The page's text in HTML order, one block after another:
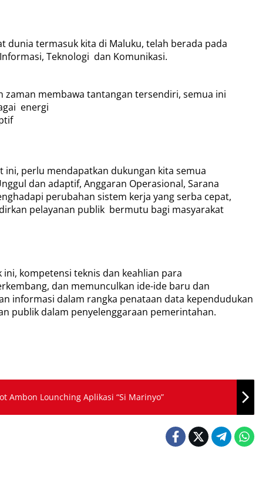
dunia termasuk kita di Maluku, telah berada pada
Teknologi dan Komunikasi.
zaman membawa tantangan tersendiri, semua ini
energi
ini, perlu mendapatkan dukungan kita semua
dan adaptif, Anggaran Operasional, Sarana
perubahan sistem kerja yang serba cepat,
pelayanan publik bermutu bagi masyarakat
kompetensi teknis dan keahlian para
dan memunculkan ide-ide baru dan
informasi dalam rangka penataan data kependudukan
publik dalam penyelenggaraan pemerintahan.
Ambon Lounching Aplikasi “Si Marinyo”